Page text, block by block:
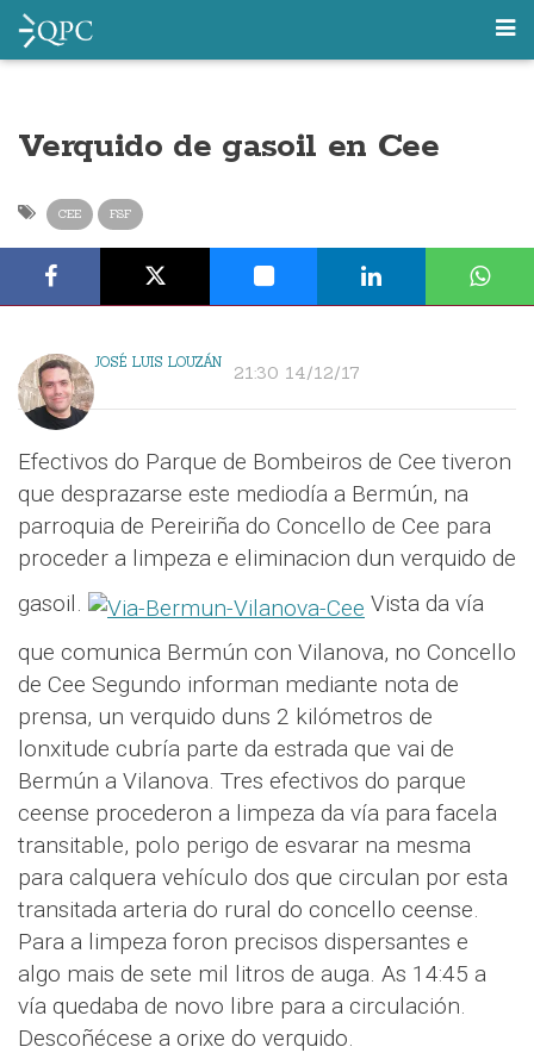
Verquido de gasoil en Cee
CEE FSF
JOSÉ LUIS LOUZÁN 21:30 14/12/17
Efectivos do Parque de Bombeiros de Cee tiveron
que desprazarse este mediodía a Bermún, na
parroquia de Pereiriña do Concello de Cee para
proceder a limpeza e eliminacion dun verquido de
gasoil.
Vista da vía
que comunica Bermún con Vilanova, no Concello
de Cee Segundo informan mediante nota de
prensa, un verquido duns 2 kilómetros de
lonxitude cubría parte da estrada que vai de
Bermún a Vilanova. Tres efectivos do parque
ceense procederon a limpeza da vía para facela
transitable, polo perigo de esvarar na mesma
para calquera vehículo dos que circulan por esta
transitada arteria do rural do concello ceense.
Para a limpeza foron precisos dispersantes e
algo mais de sete mil litros de auga. As 14:45 a
vía quedaba de novo libre para a circulación.
Descoñécese a orixe do verquido.